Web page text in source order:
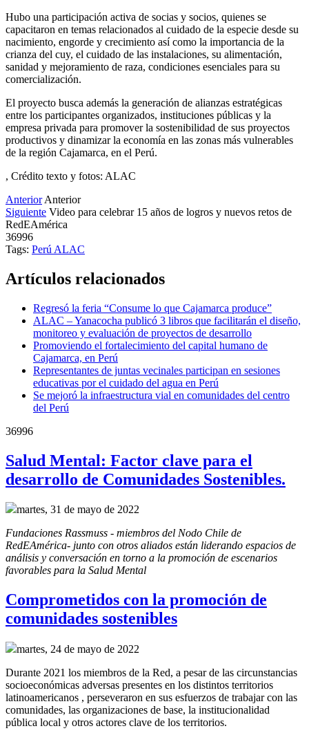
Hubo una participación activa de socias y socios, quienes se
capacitaron en temas relacionados al cuidado de la especie desde su
nacimiento, engorde y crecimiento así como la importancia de la
crianza del cuy, el cuidado de las instalaciones, su alimentación,
sanidad y mejoramiento de raza, condiciones esenciales para su
comercialización.
El proyecto busca además la generación de alianzas estratégicas
entre los participantes organizados, instituciones públicas y la
empresa privada para promover la sostenibilidad de sus proyectos
productivos y dinamizar la economía en las zonas más vulnerables
de la región Cajamarca, en el Perú.
, Crédito texto y fotos: ALAC
Anterior Anterior
Siguiente Video para celebrar 15 años de logros y nuevos retos de
RedEAmérica
36996
Tags: Perú ALAC
Artículos relacionados
Regresó la feria “Consume lo que Cajamarca produce”
ALAC – Yanacocha publicó 3 libros que facilitarán el diseño,
monitoreo y evaluación de proyectos de desarrollo
Promoviendo el fortalecimiento del capital humano de
Cajamarca, en Perú
Representantes de juntas vecinales participan en sesiones
educativas por el cuidado del agua en Perú
Se mejoró la infraestructura vial en comunidades del centro
del Perú
36996
Salud Mental: Factor clave para el
desarrollo de Comunidades Sostenibles.
martes, 31 de mayo de 2022
Fundaciones Rassmuss - miembros del Nodo Chile de
RedEAmérica- junto con otros aliados están liderando espacios de
análisis y conversación en torno a la promoción de escenarios
favorables para la Salud Mental
Comprometidos con la promoción de
comunidades sostenibles
martes, 24 de mayo de 2022
Durante 2021 los miembros de la Red, a pesar de las circunstancias
socioeconómicas adversas presentes en los distintos territorios
latinoamericanos , perseveraron en sus esfuerzos de trabajar con las
comunidades, las organizaciones de base, la institucionalidad
pública local y otros actores clave de los territorios.